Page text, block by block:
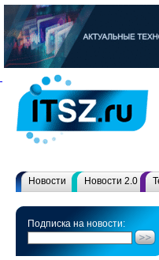
Новости Новости 2.0
Подписка на новости: